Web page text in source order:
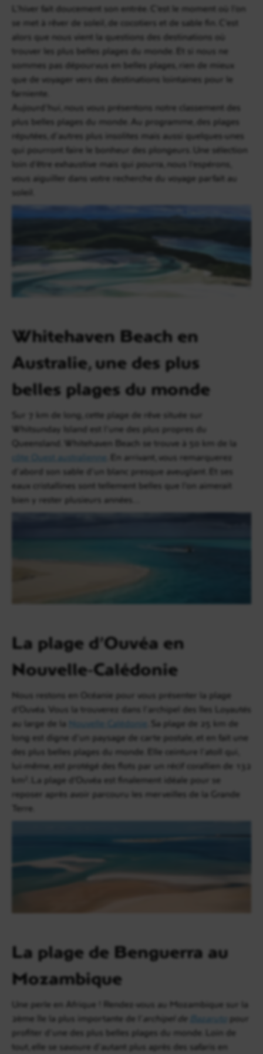
L’hiver fait doucement son entrée. C’est le moment où l’on
se met à rêver de soleil, de cocotiers et de sable fin. C’est
alors que nous vient la questions des destinations où
trouver les plus belles plages du monde. Et si nous ne
sommes pas dépourvus en belles plages, rien de mieux
que de voyager vers des destinations lointaines pour le
farniente.
Aujourd’hui, nous vous présentons notre classement des
plus belles plages du monde. Au programme, des plages
réputées, d’autres plus insolites mais aussi quelques-unes
qui pourront faire le bonheur des plongeurs. Une sélection
loin d’être exhaustive mais qui pourra, nous l’espérons,
vous aiguiller dans votre recherche du voyage parfait au
soleil.
Whitehaven Beach en
Australie, une des plus
belles plages du monde
Sur 7 km de long, cette plage de rêve située sur
Whitsunday Island est l’une des plus propres du
Queensland. Whitehaven Beach se trouve à 50 km de la
côte Ouest australienne
. En arrivant, vous remarquerez
d’abord son sable d’un blanc presque aveuglant. Et ses
eaux cristallines sont tellement belles que l’on aimerait
bien y rester plusieurs années…
La plage d’Ouvéa en
Nouvelle-Calédonie
Nous restons en Océanie pour vous présenter la plage
d’Ouvéa. Vous la trouverez dans l’archipel des îles Loyautés
au large de la
Nouvelle-Calédonie
. Sa plage de 25 km de
long est digne d’un paysage de carte postale, et en fait une
des plus belles plages du monde. Elle ceinture l’atoll qui,
lui-même, est protégé des flots par un récif corallien de 132
km². La plage d’Ouvéa est finalement idéale pour se
reposer après avoir parcouru les merveilles de la Grande
Terre.
La plage de Benguerra au
Mozambique
Une perle en Afrique ! Rendez-vous au Mozambique sur la
2ème île la plus importante de l’
archipel de Bazaruto
pour
profiter d’une des plus belles plages du monde. Loin de
tout, elle se savoure d’autant plus après des safaris en